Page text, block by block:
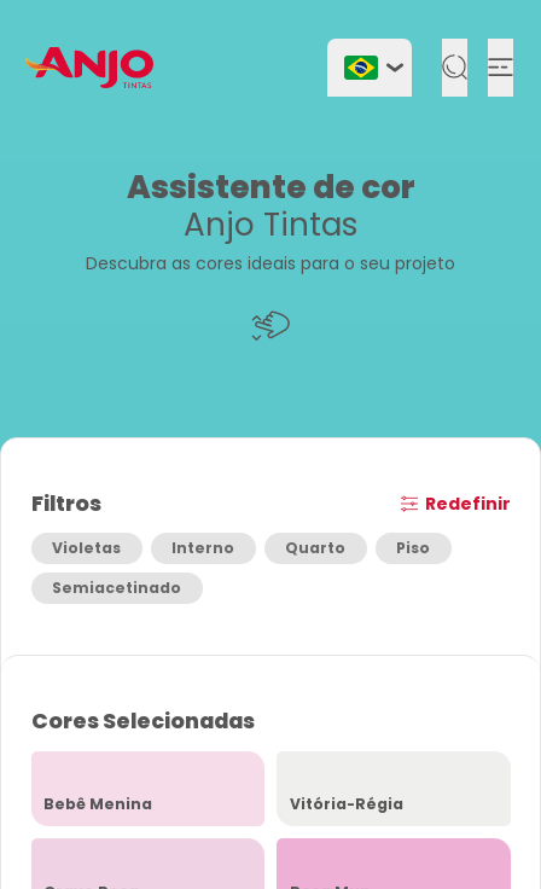
Assistente de cor
Anjo Tintas
Descubra as cores ideais para o seu projeto
Filtros Redefinir
Violetas Interno Quarto
Piso
Semiacetinado
Cores Selecionadas
Bebê Menina Vitória-Régia